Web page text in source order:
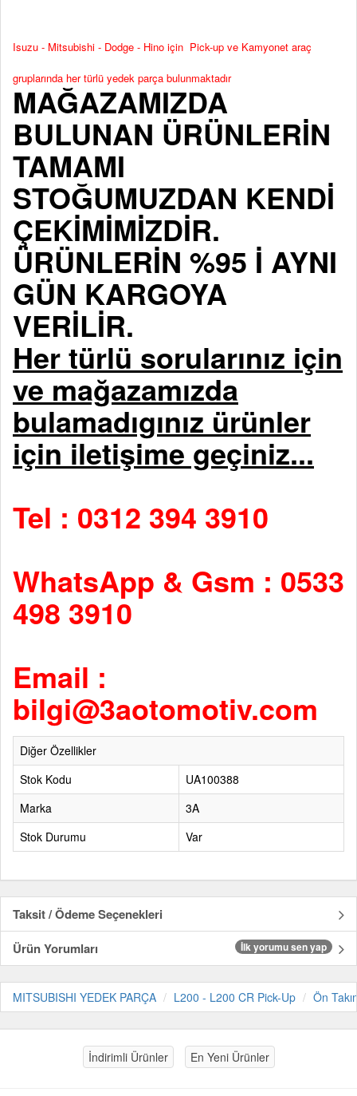
Isuzu - Mitsubishi - Dodge - Hino için Pick-up ve Kamyonet araç
gruplarında her türlü yedek parça bulunmaktadır
MAĞAZAMIZDA
BULUNAN ÜRÜNLERİN
TAMAMI
STOĞUMUZDAN KENDİ
ÇEKİMİMİZDİR.
ÜRÜNLERİN %95 İ AYNI
GÜN KARGOYA
VERİLİR.
Her türlü sorularınız için
ve mağazamızda
bulamadıgınız ürünler
için iletişime geçiniz...
Tel : 0312 394 3910
WhatsApp & Gsm : 0533
498 3910
Email :
bilgi@3aotomotiv.com
Diğer Özellikler
Stok Kodu
UA100388
Marka
3A
Stok Durumu
Var
Taksit / Ödeme Seçenekleri
Ürün Yorumları
İlk yorumu sen yap
MITSUBISHI YEDEK PARÇA L200 - L200 CR Pick-Up Ön
İndirimli Ürünler En Yeni Ürünler